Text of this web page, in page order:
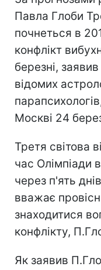
Павла Глоби
почнеться в
конфлікт
березні,
відомих
Москві 24
Третя світова
час Олімпіади
через п'ять
вважає
знаходитися
конфлікту,
Як заявив